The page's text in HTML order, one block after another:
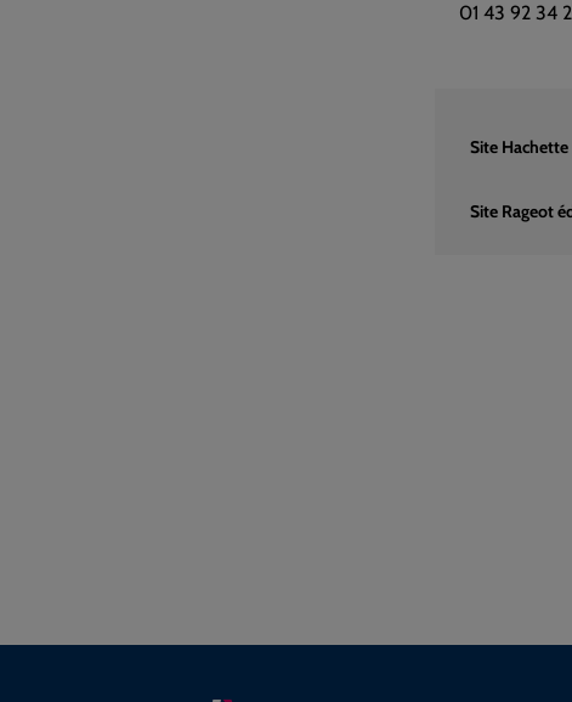
01 43 92 34
Site Hachette
Site Rageot